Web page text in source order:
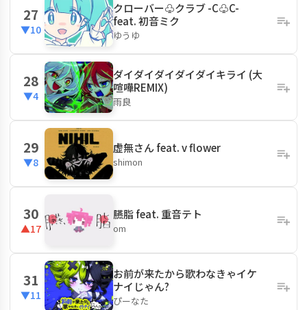
27
▼10
クローバー♧クラブ -C♧C-
feat. 初音ミク
ゆうゆ
28
▼4
ダイダイダイダイダイキライ (大
喧嘩REMIX)
雨良
29
▼8
虚無さん feat. v flower
shimon
30
▲17
臙脂 feat. 重音テト
om
31
▼11
お前が来たから歌わなきゃイケ
ナイじゃん?
ぴーなた